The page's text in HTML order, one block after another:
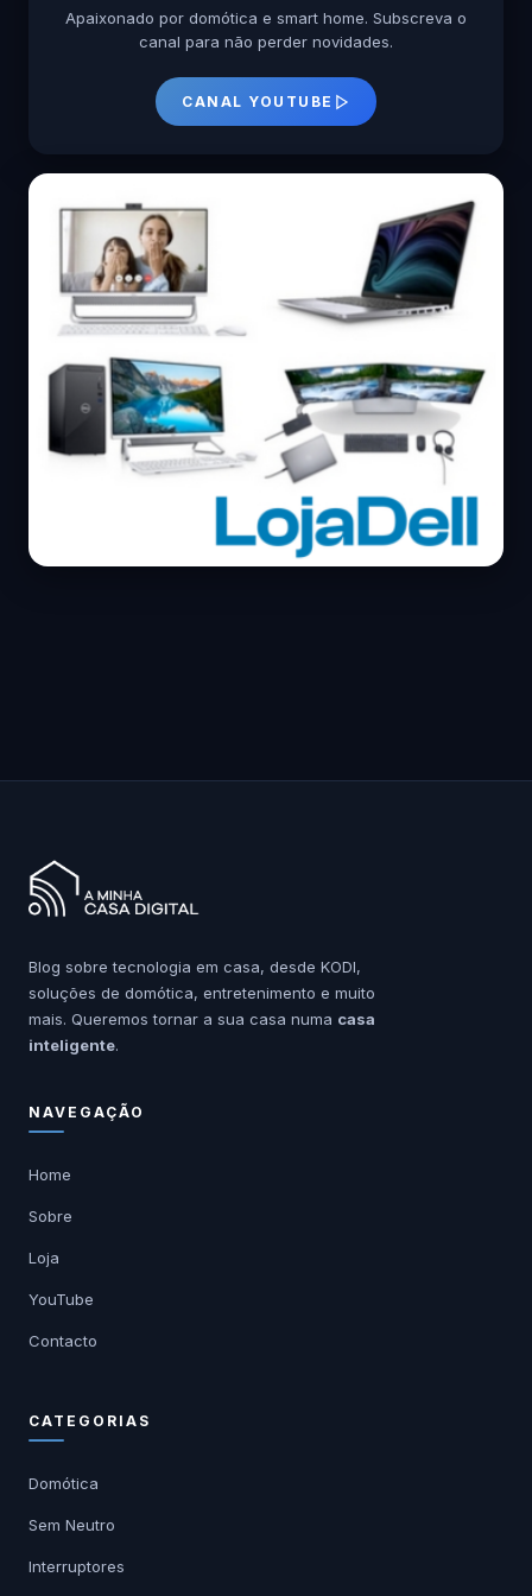
Apaixonado por domótica e smart home. Subscreva o
canal para não perder novidades.
CANAL YOUTUBE
Blog sobre tecnologia em casa, desde KODI,
soluções de domótica, entretenimento e muito
mais. Queremos tornar a sua casa numa casa
inteligente.
NAVEGAÇÃO
Home
Sobre
Loja
YouTube
Contacto
CATEGORIAS
Domótica
Sem Neutro
Interruptores